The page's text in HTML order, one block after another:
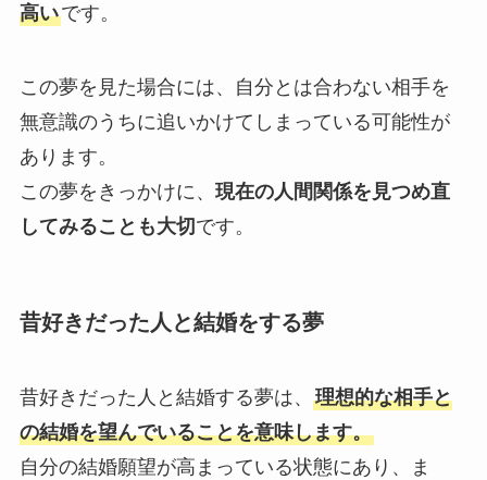
高いです。
この夢を見た場合には、自分とは合わない相手を
無意識のうちに追いかけてしまっている可能性が
あります。
この夢をきっかけに、 現在の人間関係を見つめ直
してみることも大切です。
昔好きだった人と結婚をする夢
昔好きだった人と結婚する夢は、 理想的な相手と
の結婚を望んでいることを意味します。
自分の結婚願望が高まっている状態にあり、ま